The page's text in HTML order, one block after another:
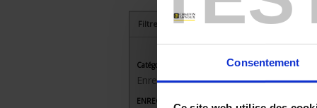
Consentement
Filtrer les produits par critères
Catégorie
Enregistreurs sans papier
ENREGISTREUR - Nombre de voies de